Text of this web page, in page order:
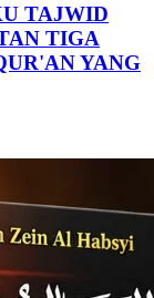
TAJWID
TIGA
YANG